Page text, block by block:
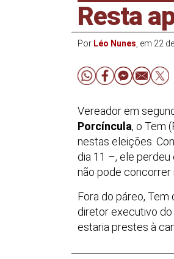
Resta
Por Léo Nunes , em 22
Vereador em
Porcíncula, o Tem
nestas eleições.
dia 11 –, ele
não pode concorrer
Fora do páreo, Tem
diretor executivo do
estaria prestes à